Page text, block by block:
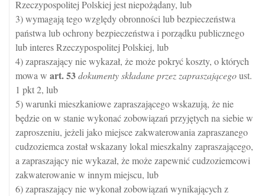
Rzeczypospolitej Polskiej jest niepożądany, lub
3) wymagają tego względy obronności lub bezpieczeństwa
państwa lub ochrony bezpieczeństwa i porządku publicznego
lub interes Rzeczypospolitej Polskiej, lub
4) zapraszający nie wykazał, że może pokryć koszty, o których
mowa w art.53dokumenty składane przez zapraszającegoust.
1 pkt 2, lub
5) warunki mieszkaniowe zapraszającego wskazują, że nie
będzie on w stanie wykonać zobowiązań przyjętych na siebie w
zaproszeniu, jeżeli jako miejsce zakwaterowania zapraszanego
cudzoziemca został wskazany lokal mieszkalny zapraszającego,
a zapraszający nie wykazał, że może zapewnić cudzoziemcowi
zakwaterowanie w innym miejscu, lub
6) zapraszający nie wykonał zobowiązań wynikających z